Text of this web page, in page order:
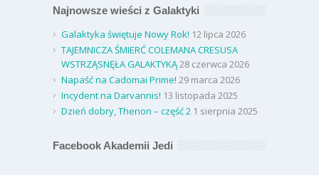
Najnowsze wieści z Galaktyki
Galaktyka świętuje Nowy Rok! 12 lipca 2026
TAJEMNICZA ŚMIERĆ COLEMANA CRESUSA
WSTRZĄSNĘŁA GALAKTYKĄ28 czerwca 2026
Napaść na Cadomai Prime! 29 marca 2026
Incydent na Darvannis! 13 listopada 2025
Dzień dobry, Thenon – część 2 1 sierpnia 2025
Facebook Akademii Jedi